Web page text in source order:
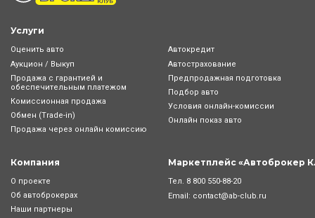
Услуги
Оценить авто
Аукцион / Выкуп
Продажа с гарантией и
обеспечительным платежом
Комиссионная продажа
Обмен (Trade-in)
Продажа через онлайн комиссию
Автокредит
Автострахование
Предпродажная подготовка
Подбор авто
Условия онлайн-комиcсии
Онлайн показ авто
Компания
О проекте
Об автоброкерах
Наши партнеры
Маркетплейс «Автоброкер
Тел. 8 800 550-88-20
Email: contact@ab-club.ru